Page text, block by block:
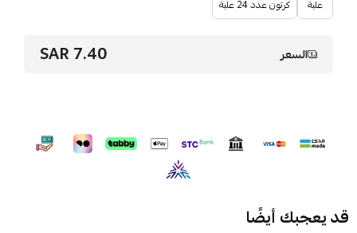
علبة كرتون عدد 24 علبة
السعر 7.40 SAR
قد يعجبك أيضًا